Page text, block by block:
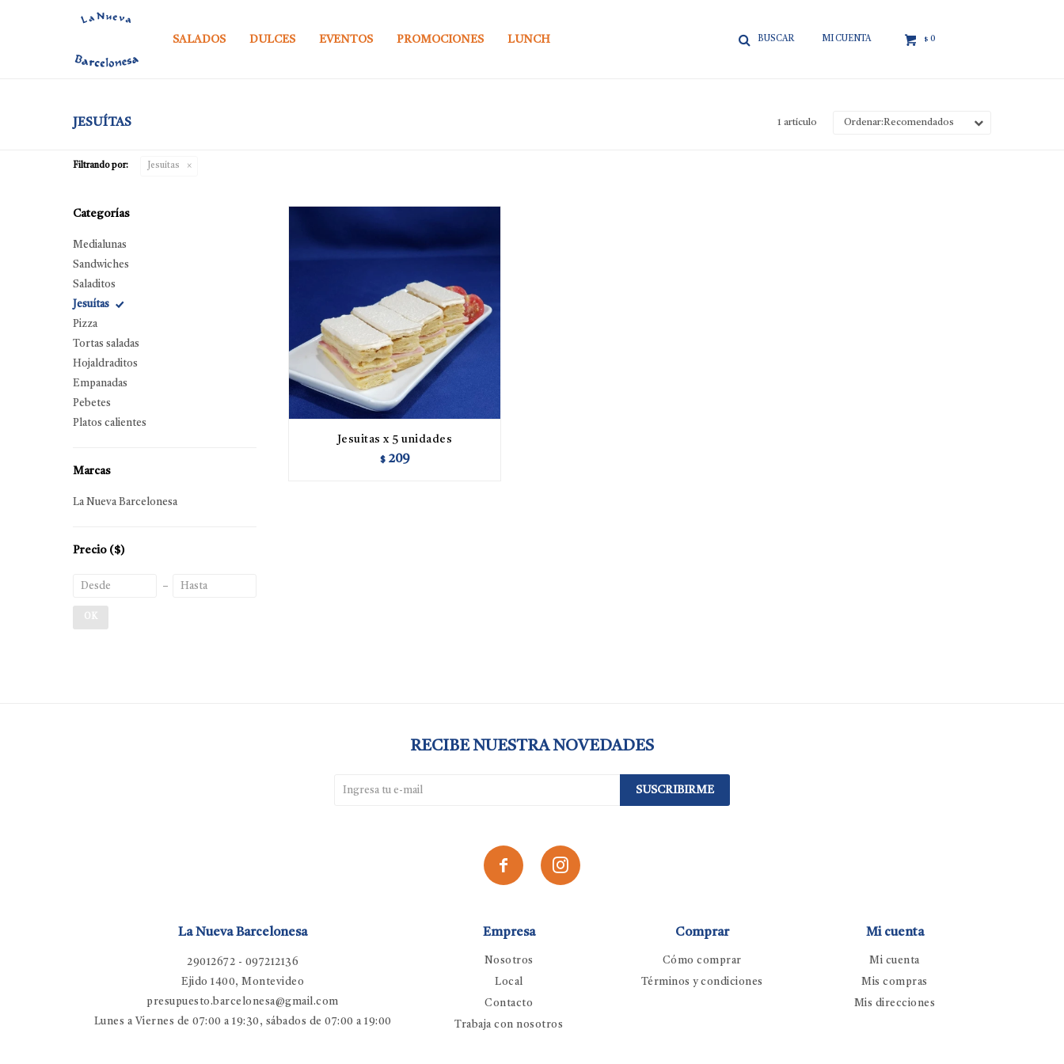
SALADOS DULCES EVENTOS PROMOCIONES LUNCH $ 0
JESUÍTAS 1 artículo Recomendados
Filtrando por: Jesuítas
Jesuitas x 5 unidades
$ 209
Categorías
Medialunas
Sandwiches
Saladitos
Jesuítas
Pizza
Tortas saladas
Hojaldraditos
Empanadas
Pebetes
Platos calientes
Marcas
La Nueva Barcelonesa
Precio ($)
OK
La Nueva Barcelonesa
29012672 - 097212136
Ejido 1400, Montevideo
presupuesto.barcelonesa@gmail.com
Lunes a Viernes de 07:00 a 19:30, sábados de 07:00 a 19:00
Empresa
Nosotros
Local
Contacto
Trabaja con nosotros
Comprar
Cómo comprar
Términos y condiciones
Mi cuenta
Mi cuenta
Mis compras
Mis direcciones
RECIBE NUESTRA NOVEDADES
SUSCRIBIRME
 